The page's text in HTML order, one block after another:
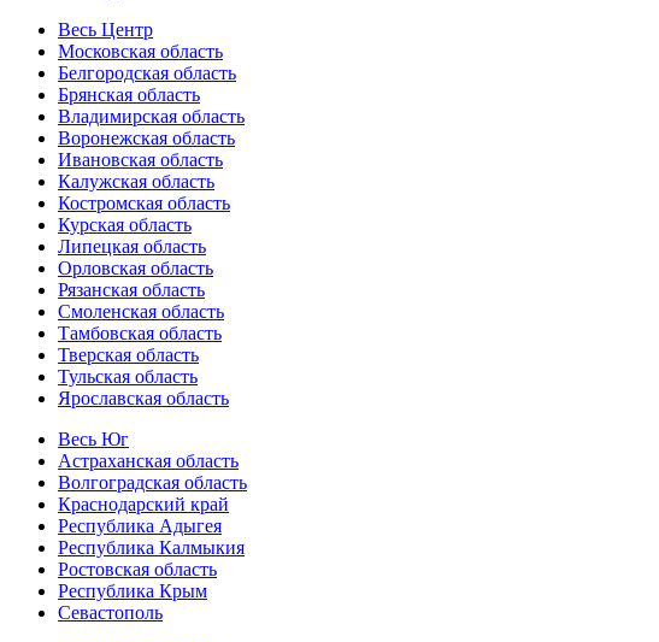
Весь Центр
Московская область
Белгородская область
Брянская область
Владимирская область
Воронежская область
Ивановская область
Калужская область
Костромская область
Курская область
Липецкая область
Орловская область
Рязанская область
Смоленская область
Тамбовская область
Тверская область
Тульская область
Ярославская область
Весь Юг
Астраханская область
Волгоградская область
Краснодарский край
Республика Адыгея
Республика Калмыкия
Ростовская область
Республика Крым
Севастополь